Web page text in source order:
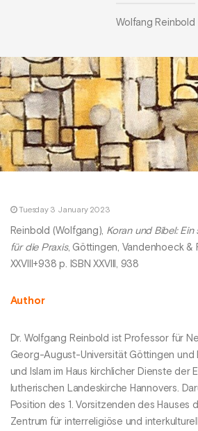
Wolfang Reinbold
Tuesday 3 January 2023
Reinbold (Wolfgang), Koran und Bibel:
für die Praxis, Göttingen, Vandenhoeck &
XXVIII+938 p. ISBN XXVIII, 938
Author
Dr. Wolfgang Reinbold ist Professor für
Georg-August-Universität Göttingen und
und Islam im Haus kirchlicher Dienste der
lutherischen Landeskirche Hannovers.
Position des 1. Vorsitzenden des Hauses
Zentrum für interreligiöse und